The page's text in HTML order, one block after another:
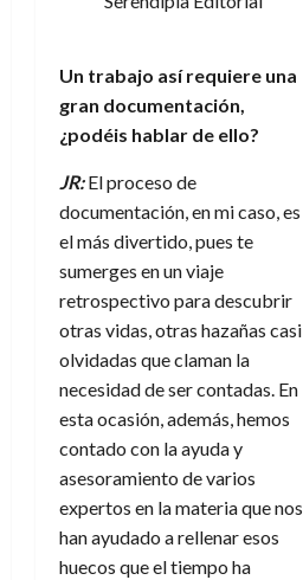
Un trabajo así requiere una
gran documentación,
¿podéis hablar de ello?
JR:El proceso de
documentación, en mi caso, es
el más divertido, pues te
sumerges en un viaje
retrospectivo para descubrir
otras vidas, otras hazañas casi
olvidadas que claman la
necesidad de ser contadas. En
esta ocasión, además, hemos
contado con la ayuda y
asesoramiento de varios
expertos en la materia que nos
han ayudado a rellenar esos
huecos que el tiempo ha